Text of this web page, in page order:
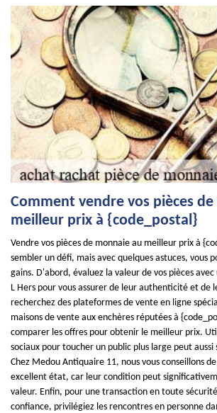
Comment vendre vos pièces
meilleur prix à {code_postal}
Vendre vos pièces de monnaie au meilleur prix à
sembler un défi, mais avec quelques astuces, vous
gains. D'abord, évaluez la valeur de vos pièces avec
L Hers pour vous assurer de leur authenticité et de
recherchez des plateformes de vente en ligne
maisons de vente aux enchères réputées à
comparer les offres pour obtenir le meilleur prix.
sociaux pour toucher un public plus large peut
Chez Medou Antiquaire 11, nous vous conseillons
excellent état, car leur condition peut
valeur. Enfin, pour une transaction en toute
confiance, privilégiez les rencontres en personne